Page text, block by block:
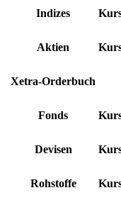
Indizes
Aktien
Xetra-Orderbuch
Fonds
Devisen
Rohstoffe